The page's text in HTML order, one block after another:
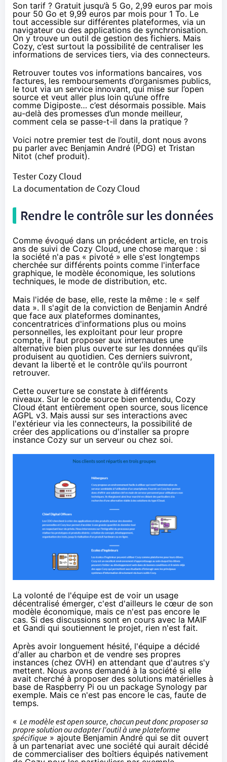
Son tarif ? Gratuit jusqu’à 5 Go, 2,99 euros par mois
pour 50 Go et 9,99 euros par mois pour 1 To. Le
tout accessible sur différentes plateformes, via un
navigateur ou des applications de synchronisation.
On y trouve un outil de gestion des fichiers. Mais
Cozy, c’est surtout la possibilité de centraliser les
informations de services tiers, via des connecteurs.
Retrouver toutes vos informations bancaires, vos
factures, les remboursements d’organismes publics,
le tout via un service innovant, qui mise sur l’open
source et veut aller plus loin qu’une offre
comme Digiposte… c’est désormais possible. Mais
au-delà des promesses d’un monde meilleur,
comment cela se passe-t-il dans la pratique ?
Voici notre premier test de l’outil, dont nous avons
pu parler avec Benjamin André (PDG) et Tristan
Nitot (chef produit).
Tester Cozy Cloud
La documentation de Cozy Cloud
Rendre le contrôle sur les données
Comme évoqué dans un précédent article, en trois
ans de suivi de Cozy Cloud, une chose marque : si
la société n'a pas « pivoté » elle s'est longtemps
cherchée sur différents points comme l'interface
graphique, le modèle économique, les solutions
techniques, le mode de distribution, etc.
Mais l'idée de base, elle, reste la même : le « self
data ». Il s'agit de la conviction de Benjamin André
que face aux plateformes dominantes,
concentratrices d'informations plus ou moins
personnelles, les exploitant pour leur propre
compte, il faut proposer aux internautes une
alternative bien plus ouverte sur les données qu'ils
produisent au quotidien. Ces derniers suivront,
devant la liberté et le contrôle qu'ils pourront
retrouver.
Cette ouverture se constate à différents
niveaux. Sur le code source bien entendu, Cozy
Cloud étant entièrement open source, sous licence
AGPL v3. Mais aussi sur ses interactions avec
l'extérieur via les connecteurs, la possibilité de
créer des applications ou d'installer sa propre
instance Cozy sur un serveur ou chez soi.
La volonté de l'équipe est de voir un usage
décentralisé émerger, c'est d'ailleurs le cœur de son
modèle économique, mais ce n'est pas encore le
cas. Si des discussions sont en cours avec la MAIF
et Gandi qui soutiennent le projet, rien n'est fait.
Après avoir longuement hésité, l'équipe a décidé
d'aller au charbon et de vendre ses propres
instances (chez OVH) en attendant que d'autres s'y
mettent. Nous avons demandé à la société si elle
avait cherché à proposer des solutions matérielles à
base de Raspberry Pi ou un package Synology par
exemple. Mais ce n'est pas encore le cas, faute de
temps.
« Le modèle est open source, chacun peut donc proposer sa
propre solution ou adapter l'outil à une plateforme
spécifique » ajoute Benjamin André qui se dit ouvert
à un partenariat avec une société qui aurait décidé
de commercialiser des boîtiers équipés nativement